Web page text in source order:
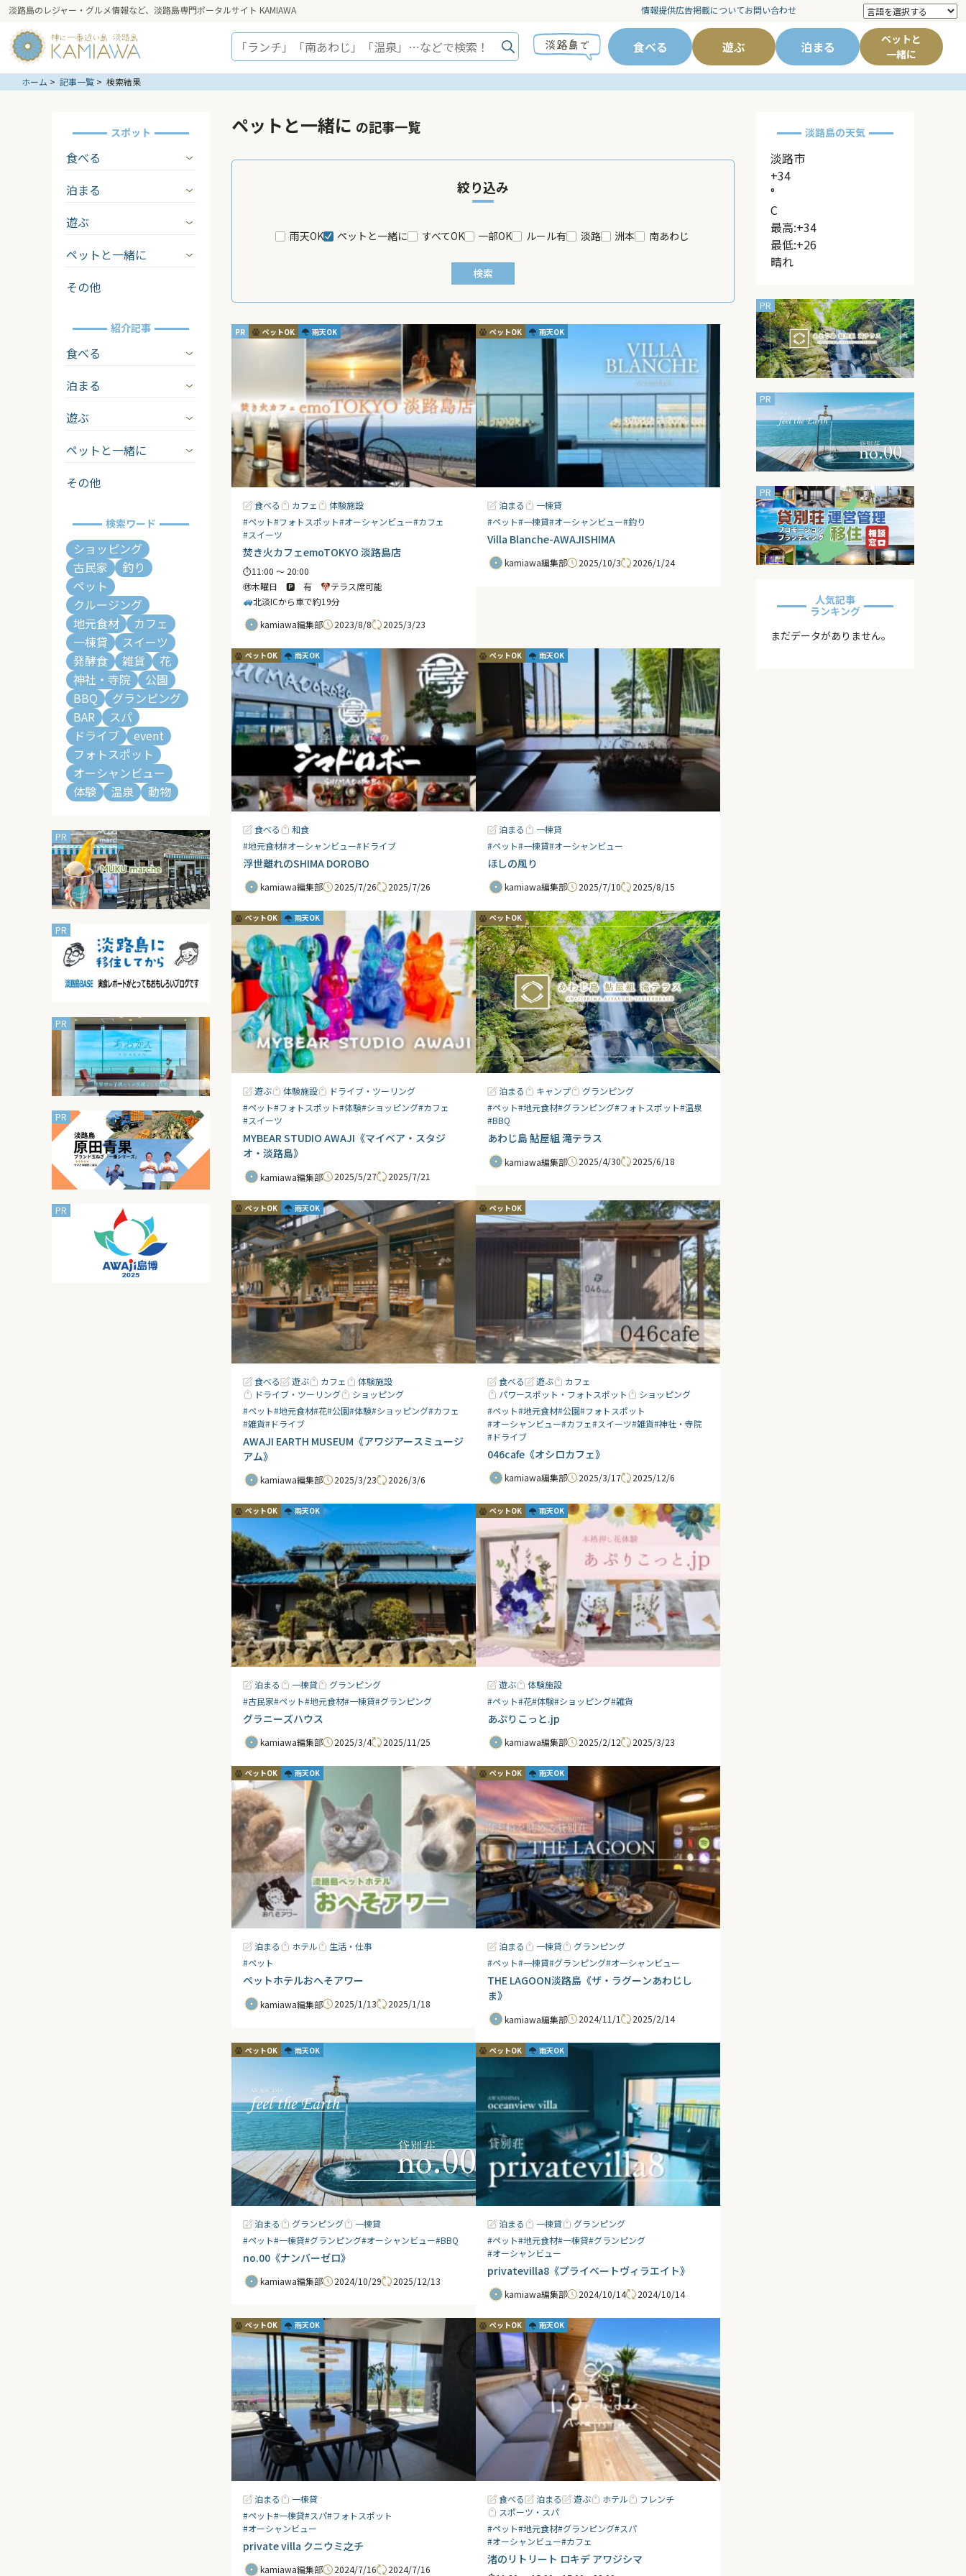
淡路島のレジャー・グルメ情報など、淡路島専門ポータルサイト KAMIAWA 情報提供広告掲載についてお問い合わせ
食べる 遊ぶ 泊まる
ペットと
一緒に
ホーム 記事一覧 検索結果
スポット
食べる
泊まる
遊ぶ
ペットと一緒に
その他
紹介記事
食べる
泊まる
遊ぶ
ペットと一緒に
その他
検索ワード
ショッピング
古民家
釣り
ペット
クルージング
地元食材
カフェ
一棟貸
スイーツ
発酵食
雑貨
花
神社・寺院
公園
BBQ
グランピング
BAR
スパ
ドライブ
event
フォトスポット
オーシャンビュー
体験
温泉 動物
淡路島の天気
淡路市
+34
°
C
最高:+34
最低:+26
晴れ
人気記事
ランキング
まだデータがありません。
ペットと一緒に の記事一覧
絞り込み
雨天OK ペットと一緒に すべてOK 一部OK ルール有 淡路 洲本 南あわじ
PR ペットOK 雨天OK
食べる カフェ
体験施設
#ペット#フォトスポット#オーシャンビュー#カフェ
#スイーツ
焚き火カフェemoTOKYO 淡路島店
⏱11:00 〜 20:00
㊡木曜日 🅿 有
テラス席可能
北淡ICから車で約19分
kamiawa編集部
2023/8/8 2025/3/23
ペットOK 雨天OK
一棟貸
泊まる
#ペット#一棟貸#オーシャンビュー#釣り
Villa Blanche-AWAJISHIMA
kamiawa編集部 2025/10/3 2026/1/24
ペットOK 雨天OK
食べる
和食
#地元食材#オーシャンビュー#ドライブ
浮世離れのSHIMA DOROBO
kamiawa編集部 2025/7/26 2025/7/26
ペットOK 雨天OK
泊まる
一棟貸
#ペット#一棟貸#オーシャンビュー
ほしの風り
kamiawa編集部 2025/7/10 2025/8/15
ペットOK 雨天OK
体験施設 ドライブ・ツーリング
遊ぶ
#ペット#フォトスポット#体験#ショッピング#カフェ
#スイーツ
MYBEAR STUDIO AWAJI《マイベア・スタジ
オ・淡路島》
kamiawa編集部 2025/5/27 2025/7/21
ペットOK
泊まる キャンプ
グランピング
#ペット#地元食材#グランピング#フォトスポット#温泉
#BBQ
あわじ島 鮎屋組 滝テラス
kamiawa編集部 2025/4/30 2025/6/18
ペットOK 雨天OK
食べる 遊ぶ カフェ
体験施設
ドライブ・ツーリング
ショッピング
#ペット#地元食材#花#公園#体験#ショッピング#カフェ
#雑貨#ドライブ
AWAJI EARTH MUSEUM《アワジアースミュージ
アム》
kamiawa編集部 2025/3/23 2026/3/6
ペットOK
食べる 遊ぶ
カフェ
パワースポット・フォトスポット
ショッピング
#ペット#地元食材#公園#フォトスポット
#オーシャンビュー#カフェ#スイーツ#雑貨#神社・寺院
#ドライブ
046cafe《オシロカフェ》
kamiawa編集部 2025/3/17 2025/12/6
ペットOK 雨天OK
泊まる 一棟貸
グランピング
#古民家#ペット#地元食材#一棟貸#グランピング
グラニーズハウス
kamiawa編集部 2025/3/4 2025/11/25
ペットOK 雨天OK
体験施設
遊ぶ
#ペット#花#体験#ショッピング#雑貨
あぷりこっと.jp
kamiawa編集部 2025/2/12 2025/3/23
ペットOK 雨天OK
泊まる ホテル
生活・仕事
#ペット
ペットホテルおへそアワー
kamiawa編集部 2025/1/13 2025/1/18
ペットOK 雨天OK
泊まる 一棟貸
グランピング
#ペット#一棟貸#グランピング#オーシャンビュー
THE LAGOON淡路島《ザ・ラグーンあわじし
ま》
kamiawa編集部 2024/11/1 2025/2/14
ペットOK 雨天OK
グランピング
泊まる
一棟貸
#ペット#一棟貸#グランピング#オーシャンビュー#BBQ
no.00《ナンバーゼロ》
kamiawa編集部 2024/10/29 2025/12/13
ペットOK 雨天OK
泊まる 一棟貸
グランピング
#ペット#地元食材#一棟貸#グランピング
#オーシャンビュー
privatevilla8《プライベートヴィラエイト》
kamiawa編集部 2024/10/14 2024/10/14
ペットOK 雨天OK
泊まる
一棟貸
#ペット#一棟貸#スパ#フォトスポット
#オーシャンビュー
private villa クニウミ之チ
kamiawa編集部 2024/7/16 2024/7/16
ペットOK 雨天OK
ホテル
食べる 泊まる 遊ぶ
フレンチ
スポーツ・スパ
#ペット#地元食材#グランピング#スパ
#オーシャンビュー#カフェ
渚のリトリート ロキデ アワジシマ